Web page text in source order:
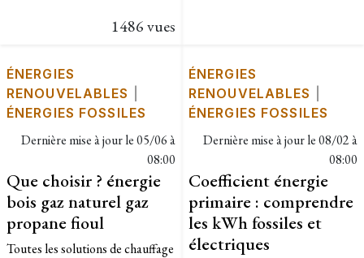
1486 vues
ÉNERGIES
RENOUVELABLES
ÉNERGIES FOSSILES
Dernière mise à jour le05/06 à
08:00
Que choisir ? énergie
bois gaz naturel gaz
propane fioul
Toutes les solutions de chauffage
ÉNERGIES
RENOUVELABLES
ÉNERGIES FOSSILES
Dernière mise à jour le08/02 à
08:00
Coefficient énergie
primaire : comprendre
les kWh fossiles et
électriques